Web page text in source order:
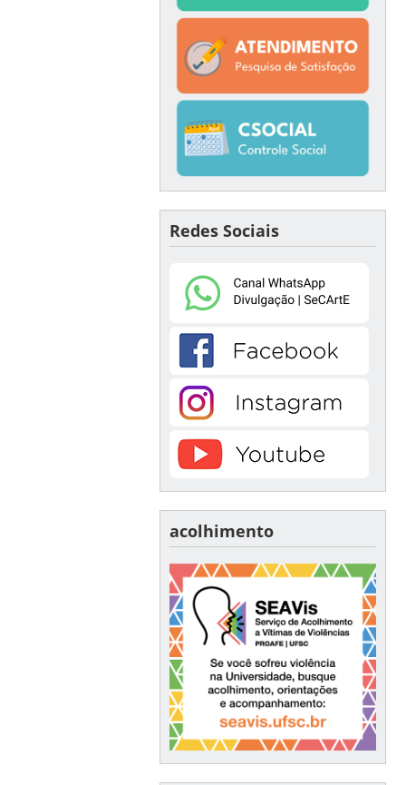
Redes Sociais
acolhimento